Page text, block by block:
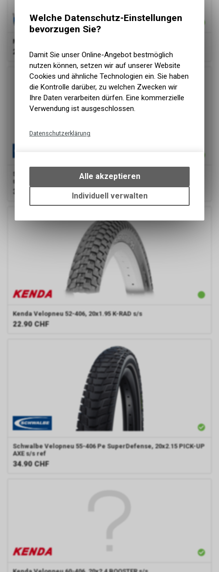
Michelin
25.90 CHF
Schwalbe
Velopneu 47-406 Pe SmartG, 20x1.75 MARA PLUS AX
s/s ref
37.90
Kenda Velopneu 52-406, 20x1.95 K-RAD s/s
22.90 CHF
Schwalbe Velopneu 55-406 Pe SuperDefense, 20x2.15 PICK-UP
AXE s/s ref
34.90 CHF
Welche Datenschutz-Einstellungen
bevorzugen Sie?
Damit Sie unser Online-Angebot bestmöglich
nutzen können, setzen wir auf unserer Website
Cookies und ähnliche Technologien ein. Sie haben
die Kontrolle darüber, zu welchen Zwecken wir
Ihre Daten verarbeiten dürfen. Eine kommerzielle
Verwendung ist ausgeschlossen.
Datenschutzerklärung
bestimmte Interaktionen und
Einstellungen auf Ihrem Gerät,
um die grundlegenden
Funktionen unseres Online-
des Warenkorbs, zu
ermöglichen. Bitte beachten Sie,
dass die gespeicherten Daten
keinerlei Rückschlüsse auf Ihre
persönlichen Informationen
zulassen.
Alle akzeptieren
Individuell verwalten